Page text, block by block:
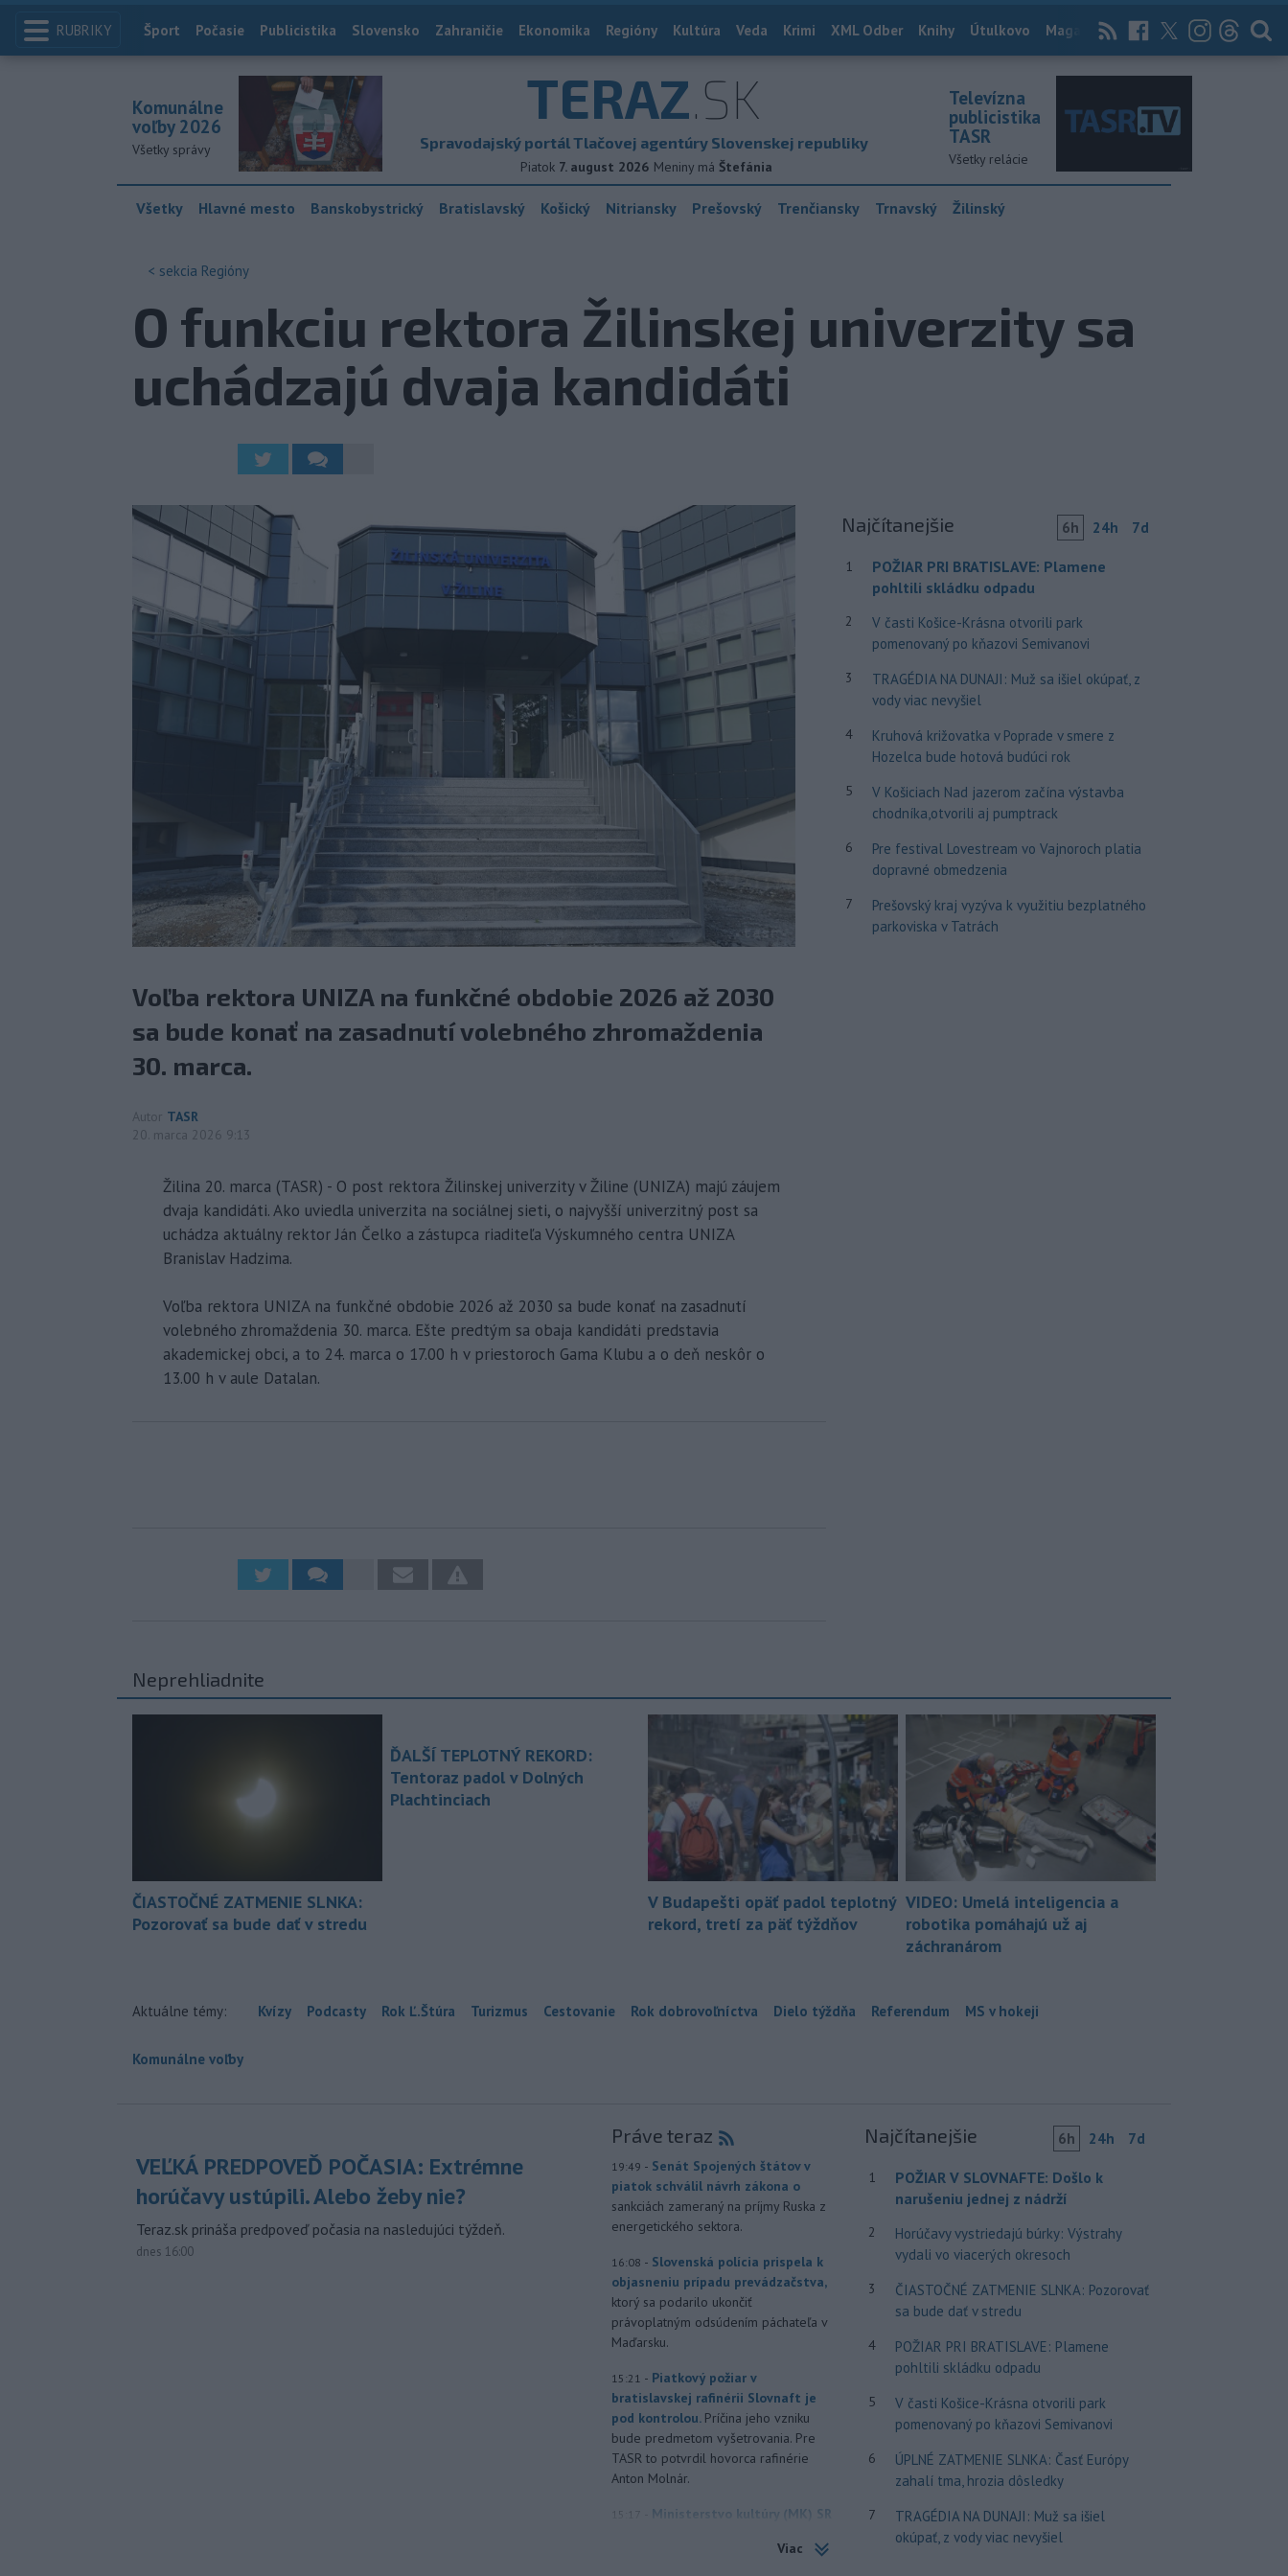
RUBRIKY Index
Šport Počasie Publicistika Slovensko Zahraničie Ekonomika Regióny Kultúra Veda Krimi XML Odber Knihy Útulkovo Magazín News Now Archív
TERAZ.SK
Spravodajský portál Tlačovej agentúry Slovenskej republiky
Piatok 7. august 2026 Meniny má Štefánia
Komunálne
voľby 2026
Všetky správy
Televízna
publicistika
TASR
Všetky relácie
Všetky Hlavné mesto Banskobystrický Bratislavský Košický Nitriansky Prešovský Trenčiansky Trnavský Žilinský
< sekcia Regióny
O funkciu rektora Žilinskej univerzity sa
uchádzajú dvaja kandidáti
Voľba rektora UNIZA na funkčné obdobie 2026 až 2030
sa bude konať na zasadnutí volebného zhromaždenia
30. marca.
Autor TASR
20. marca 2026 9:13
Žilina 20. marca (TASR) - O post rektora Žilinskej univerzity v Žiline (UNIZA) majú záujem
dvaja kandidáti. Ako uviedla univerzita na sociálnej sieti, o najvyšší univerzitný post sa
uchádza aktuálny rektor Ján Čelko a zástupca riaditeľa Výskumného centra UNIZA
Branislav Hadzima.
Voľba rektora UNIZA na funkčné obdobie 2026 až 2030 sa bude konať na zasadnutí
volebného zhromaždenia 30. marca. Ešte predtým sa obaja kandidáti predstavia
akademickej obci, a to 24. marca o 17.00 h v priestoroch Gama Klubu a o deň neskôr o
13.00 h v aule Datalan.
Najčítanejšie 6h 24h 7d
1
POŽIAR PRI BRATISLAVE: Plamene
pohltili skládku odpadu
2
V časti Košice-Krásna otvorili park
pomenovaný po kňazovi Semivanovi
3
TRAGÉDIA NA DUNAJI: Muž sa išiel okúpať, z
vody viac nevyšiel
4
Kruhová križovatka v Poprade v smere z
Hozelca bude hotová budúci rok
5
V Košiciach Nad jazerom začína výstavba
chodníka,otvorili aj pumptrack
6
Pre festival Lovestream vo Vajnoroch platia
dopravné obmedzenia
7
Prešovský kraj vyzýva k využitiu bezplatného
parkoviska v Tatrách
Neprehliadnite
ČIASTOČNÉ ZATMENIE SLNKA:
Pozorovať sa bude dať v stredu
ĎALŠÍ TEPLOTNÝ REKORD:
Tentoraz padol v Dolných
Plachtinciach
V Budapešti opäť padol teplotný
rekord, tretí za päť týždňov
VIDEO: Umelá inteligencia a
robotika pomáhajú už aj
záchranárom
Aktuálne témy: Kvízy Podcasty Rok Ľ.Štúra Turizmus Cestovanie Rok dobrovoľníctva Dielo týždňa Referendum MS v hokeji
Komunálne voľby
VEĽKÁ PREDPOVEĎ POČASIA: Extrémne
horúčavy ustúpili. Alebo žeby nie?
Teraz.sk prináša predpoveď počasia na nasledujúci týždeň.
dnes 16:00
Práve teraz
19:49 - Senát Spojených štátov v
piatok schválil návrh zákona o
sankciách zameraný na príjmy Ruska z
energetického sektora.
16:08 - Slovenská polícia prispela k
objasneniu prípadu prevádzačstva,
ktorý sa podarilo ukončiť
právoplatným odsúdením páchateľa v
Maďarsku.
15:21 - Piatkový požiar v
bratislavskej rafinérii Slovnaft je
pod kontrolou. Príčina jeho vzniku
bude predmetom vyšetrovania. Pre
TASR to potvrdil hovorca rafinérie
Anton Molnár.
15:17
Ministerstvo kultúry (MK) SR
podrobnostiach poskytovania dotácií v
Viac
Najčítanejšie 6h 24h 7d
1
POŽIAR V SLOVNAFTE: Došlo k
narušeniu jednej z nádrží
2
Horúčavy vystriedajú búrky: Výstrahy
vydali vo viacerých okresoch
3
ČIASTOČNÉ ZATMENIE SLNKA: Pozorovať
sa bude dať v stredu
4
POŽIAR PRI BRATISLAVE: Plamene
pohltili skládku odpadu
5
V časti Košice-Krásna otvorili park
pomenovaný po kňazovi Semivanovi
6
ÚPLNÉ ZATMENIE SLNKA: Časť Európy
zahalí tma, hrozia dôsledky
7
TRAGÉDIA NA DUNAJI: Muž sa išiel
okúpať, z vody viac nevyšiel